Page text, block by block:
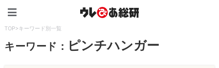
TOP>キーワード別一覧
キーワード： ピンチハンガー